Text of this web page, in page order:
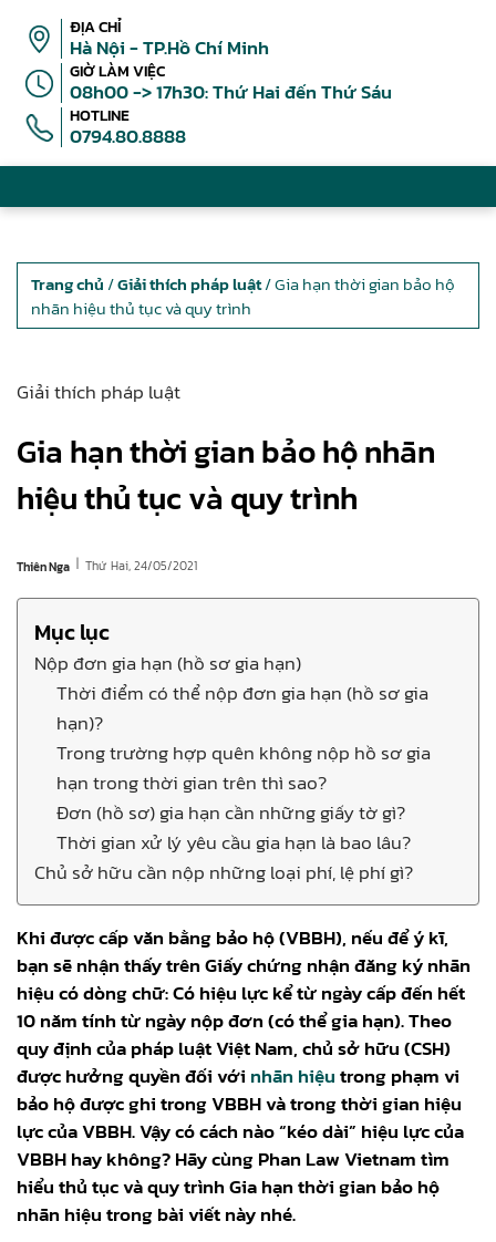
ĐỊA CHỈ
Hà Nội - TP.Hồ Chí Minh
GIỜ LÀM VIỆC
08h00 -> 17h30: Thứ Hai đến Thứ Sáu
HOTLINE
0794.80.8888
Trang chủ /Giải thích pháp luật/ Gia hạn thời gian bảo hộ
nhãn hiệu thủ tục và quy trình
Giải thích pháp luật
Gia hạn thời gian bảo hộ nhãn
hiệu thủ tục và quy trình
Thiên Nga | Thứ Hai, 24/05/2021
Mục lục
Nộp đơn gia hạn (hồ sơ gia hạn)
Thời điểm có thể nộp đơn gia hạn (hồ sơ gia
hạn)?
Trong trường hợp quên không nộp hồ sơ gia
hạn trong thời gian trên thì sao?
Đơn (hồ sơ) gia hạn cần những giấy tờ gì?
Thời gian xử lý yêu cầu gia hạn là bao lâu?
Chủ sở hữu cần nộp những loại phí, lệ phí gì?
Khi được cấp văn bằng bảo hộ (VBBH), nếu để ý kĩ,
bạn sẽ nhận thấy trên Giấy chứng nhận đăng ký nhãn
hiệu có dòng chữ: Có hiệu lực kể từ ngày cấp đến hết
10 năm tính từ ngày nộp đơn (có thể gia hạn). Theo
quy định của pháp luật Việt Nam, chủ sở hữu (CSH)
được hưởng quyền đối với nhãn hiệutrong phạm vi
bảo hộ được ghi trong VBBH và trong thời gian hiệu
lực của VBBH. Vậy có cách nào “kéo dài” hiệu lực của
VBBH hay không? Hãy cùng Phan Law Vietnam tìm
hiểu thủ tục và quy trình Gia hạn thời gian bảo hộ
nhãn hiệu trong bài viết này nhé.